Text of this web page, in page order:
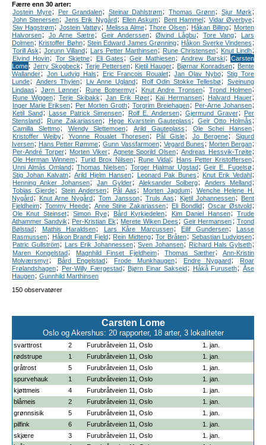
Færre enn 30 arter:
Jostein Myre; Per Grandalen; Steinar Dahlstrøm; Thomas Grønn; Sjur Mørk ;
John Stenersen; Jens Erik Nygård; Ellen Askum; Bent Hammel; Vidar Øverbye;
Siw Hagstrøm; Jostein Vattøy; Melissa Alme ; Thore Olsen; Håkan Billing; Morten
Halvorsen; Jo Arne Sætre; Geir Anderssen ; Øivind Lågbu; Tore Vang;
Lars
Dolmen; Kristoffer Bøhn; Stein Edward James Grønning; Håkon Sverke Vindenes ;
Torill Ask ; Jorunn Villand ; Lars Petter Marthinsen; Rune Christensen; Knut Lindh;
Eivind Hovin; Tor Skjetne; Eli Gates ; Geir Mathiesen; Andrew Barski; Carsten
Lome; Jerry Skogbeck ; Terje Pettersen ; Kjetil Hauger; Bjørnar Konradsen;
Bente
Wallander; Jon Ludvig Hals ; Eric Francois Roualet; Jan Olav Nybo; Stig Tore
Lunde; Anders Thylen; Liv Anne Ugland ; Rolf Odin Stokke Tellesbø ; Sveinung
Lindaas ; Jørn Lønner; Rune Botnermyr; Knut Andre Tronsen; Trond Holmen;
Rune Wiggen; Terje Skibakk ; Jan Erik Røer; Kai Hermansen; Halvard Hauer;
Inger Marie Eriksen; Per Morten Groth; Torgrim Breiehagen; Per-Arne Johansen;
Ketil Sand ; Lasse Patrick Simensen; Rolf E. Andersen ; Gjermund Graver ;
Per
Stensland; Rune Zakariassen; Hege Kvarstein Gauteplass ; Geir Otto Holmås ;
Camilla Slettmo; Wendy Slettemoen; Arild Gauteplass ; Ole Schei Hansen;
Kristoffer Weiby; Yvonne Roualet Thoresen; Pål Gisle; Jo Bergene; Sigurd
Iversen; Hans Petter Rømme; Gunn Vassfarmoen; Vegard Bunes ; Morten Bergan;
Per-André Torper; Morten Viker; Agnete Sporild Olsen; Andreas Hessvik-Trøite;
Ole Herman Winnem; Turid Brox Nilsen ; Rune Vidal; Hans Petter Kristoffersen;
Unni Almås Omland; Thomas Nielsen; Torger Hjalmar Ugstad; Geir E. Fugelsø ;
Stig Johan Kalvatn; Arild Hjelm Hansen; Leonard Pak Bunes ; Knut Erik Vedahl;
Henning Anker Johansen; Jan Gylder ; Aleksander Solberg; Anders Melland;
Tobias Gjerde; Stein Andersen; Pål Aas ; Morten Jagdum; Wenche Helene H.
Nygård; Knut Arne Nygård; Tom Jansson ; Truls Aas ; Kjetil Johannessen;
Bent
Fjeldheim; Tommy Heede; Anne Stine Zakariassen; Eli Bondlid ; Oscar Østvold ;
Ole Knut Steinset; Simon Rye; Bård Kyrkjedelen; Kim Daniel Hansen; Trude
Athammer Sandvik ; Per-Kristian Ek ; Merete Wiken Dees ; Geir Hermansen ; Trond
Bølstad ; Mathis Haraldsen; Lars Kåre Marcussen ; Eilif Gundersen ;
Lasse
Rasmussen; Håkon Brandt Fjeld ; Rein Midteng; Tor Bråten; Sebastian Ludvigsen;
Patric Gullström; Lars Erik Johannessen ; Sven Johansen; Richard Hals Gylseth;
Maren Kongelstad; Magnhild Finset Fjeldheim; Thomas Sæther; Ann-Kristin
Molværsmyr; Bård Engelstad; Frode Munkhaugen; Endre Nygaard;
Roar
Frølandshagen; Per-Willy Færgestad ; Bjørn Einar Sakseid; Håkå Furuseth; Åse
Haugen; Gunnhild Marthinsen
150 observatører
Carsten Lome
Oslo og Akershus: 20 rapporter, 18 arter, 3 lokaliteter
svarttrost 2 Furubråtveien 11, Oslo
1. jan.
rødstrupe
1 Furubråtveien 11, Oslo
1. jan.
gråtrost
5 Furubråtveien 11, Oslo
1. jan.
spurvehauk
1 Furubråtveien 11, Oslo
1. jan.
kjøttmeis
4 Furubråtveien 11, Oslo
1. jan.
blåmeis
2 Furubråtveien 11, Oslo
1. jan.
grønnsisik
5 Furubråtveien 11, Oslo
1. jan.
pilfink
6 Furubråtveien 11, Oslo
1. jan.
skjære
3 Furubråtveien 11, Oslo
1. jan.